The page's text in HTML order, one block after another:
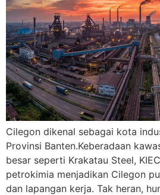
Cilegon dikenal sebagai kota
Provinsi Banten.Keberadaan
besar seperti Krakatau Steel,
petrokimia menjadikan Cilegon
dan lapangan kerja. Tak heran,